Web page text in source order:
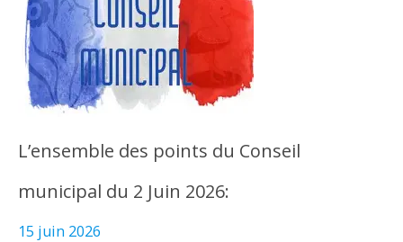
L’ensemble des points du Conseil
municipal du 2 Juin 2026:
15 juin 2026